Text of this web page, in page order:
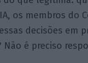
os membros do
decisões em
é preciso